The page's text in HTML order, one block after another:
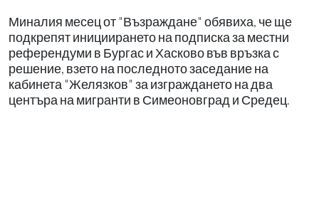
Миналия месец от "Възраждане" обявиха, че ще
подкрепят инициирането на подписка за местни
референдуми в Бургас и Хасково във връзка с
решение, взето на последното заседание на
кабинета "Желязков" за изграждането на два
центъра на мигранти в Симеоновград и Средец.